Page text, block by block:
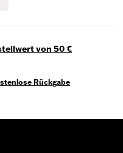
von 50 €
Rückgabe